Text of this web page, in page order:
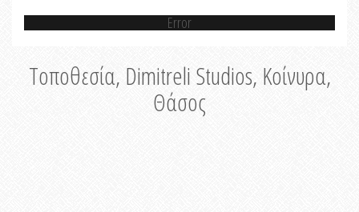
Error
Τοποθεσία, Dimitreli Studios, Κοίνυρα,
Θάσος